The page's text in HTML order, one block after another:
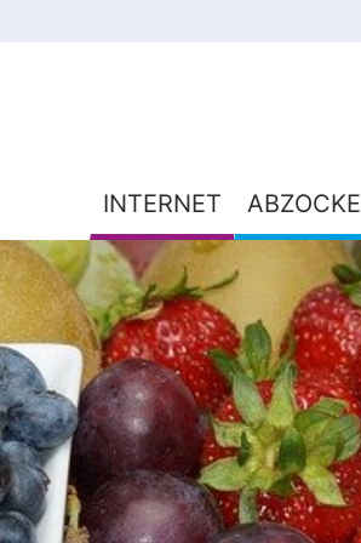
INTERNET ABZOCKE